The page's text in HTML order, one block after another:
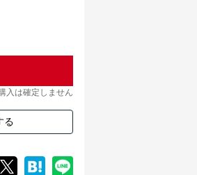
入は確定しません
る